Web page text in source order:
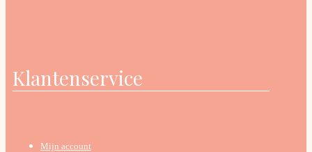
Klantenservice
Mijn account